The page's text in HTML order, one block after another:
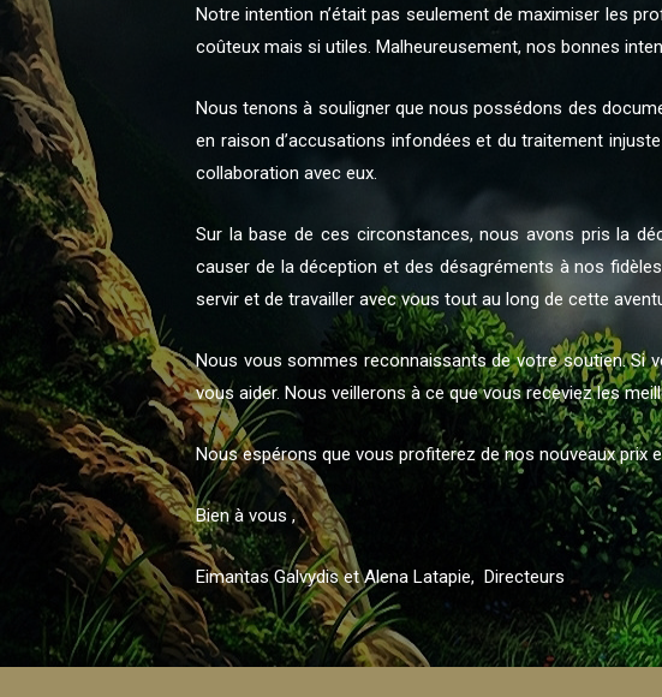
Notre intention n’était pas seulement de maximiser les
coûteux mais si utiles. Malheureusement, nos bonnes
Nous tenons à souligner que nous possédons des
en raison d’accusations infondées et du traitement
collaboration avec eux.
Sur la base de ces circonstances, nous avons pris la
causer de la déception et des désagréments à nos
servir et de travailler avec vous tout au long de cette
Nous vous sommes reconnaissants de votre soutien. Si
vous aider. Nous veillerons à ce que vous receviez les
Nous espérons que vous profiterez de nos nouveaux
Bien à vous ,
Eimantas Galvydis et Alena Latapie, Directeurs